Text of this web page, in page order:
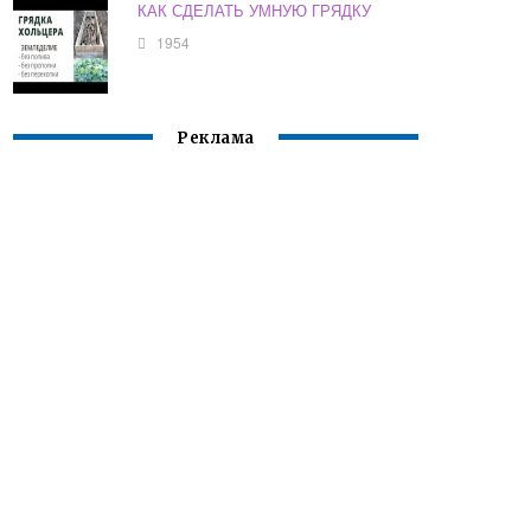
КАК СДЕЛАТЬ УМНУЮ ГРЯДКУ
1954
Реклама